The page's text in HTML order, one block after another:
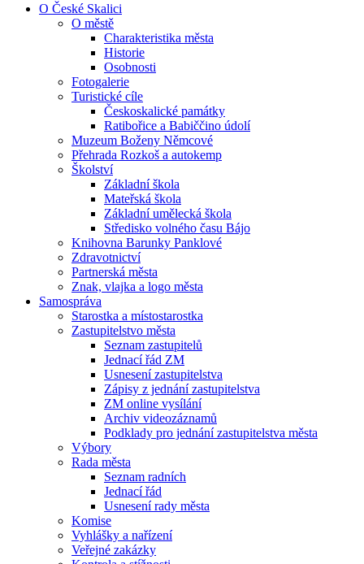
O České Skalici
O městě
Charakteristika města
Historie
Osobnosti
Fotogalerie
Turistické cíle
Českoskalické památky
Ratibořice a Babiččino údolí
Muzeum Boženy Němcové
Přehrada Rozkoš a autokemp
Školství
Základní škola
Mateřská škola
Základní umělecká škola
Středisko volného času Bájo
Knihovna Barunky Panklové
Zdravotnictví
Partnerská města
Znak, vlajka a logo města
Samospráva
Starostka a místostarostka
Zastupitelstvo města
Seznam zastupitelů
Jednací řád ZM
Usnesení zastupitelstva
Zápisy z jednání zastupitelstva
ZM online vysílání
Archiv videozáznamů
Podklady pro jednání zastupitelstva města
Výbory
Rada města
Seznam radních
Jednací řád
Usnesení rady města
Komise
Vyhlášky a nařízení
Veřejné zakázky